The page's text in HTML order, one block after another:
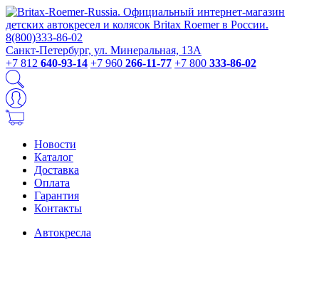
Санкт-Петербург, ул. Минеральная, 13А
+7 812 640-93-14 +7 960 266-11-77 +7 800 333-86-02
Новости
Каталог
Доставка
Оплата
Гарантия
Контакты
Автокресла